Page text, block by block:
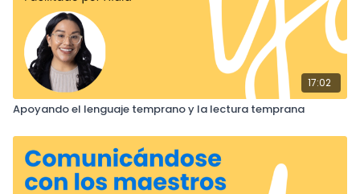
17:02
Apoyando el lenguaje temprano y la lectura temprana